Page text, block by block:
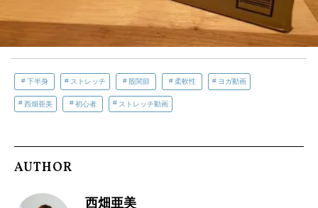
下半身 ストレッチ 股関節 柔軟性 ヨガ動画
西畑亜美 初心者 ストレッチ動画
AUTHOR
西畑亜美